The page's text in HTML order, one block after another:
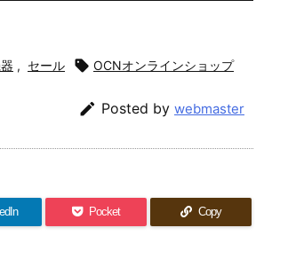
, セール  OCNオンラインショップ
 Posted by webmaster
Pocket Copy